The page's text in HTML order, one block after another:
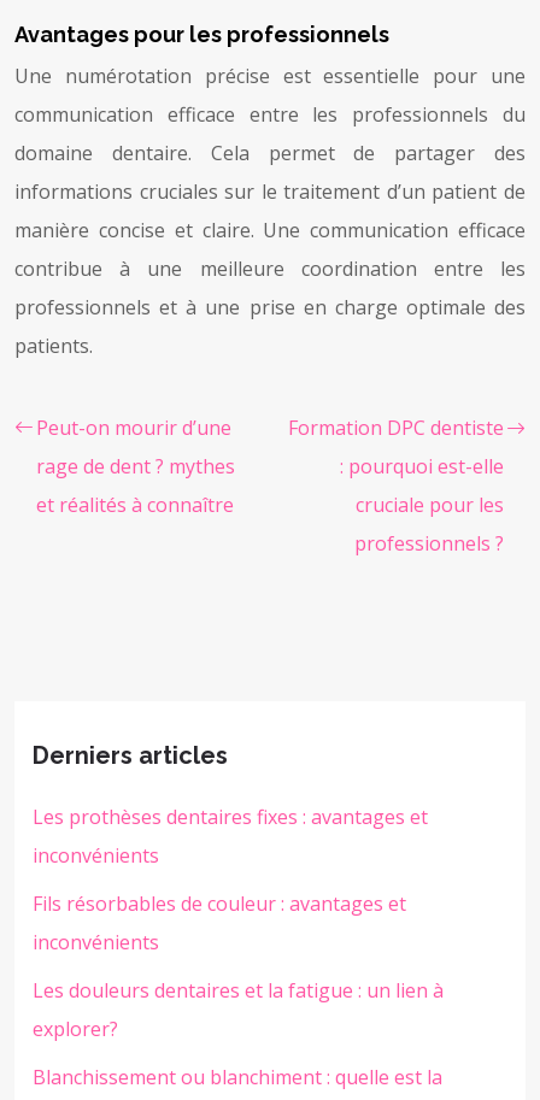
Avantages pour les professionnels
Une numérotation précise est essentielle pour une
communication efficace entre les professionnels du
domaine dentaire. Cela permet de partager des
informations cruciales sur le traitement d’un patient de
manière concise et claire. Une communication efficace
contribue à une meilleure coordination entre les
professionnels et à une prise en charge optimale des
patients.
Peut-on mourir d’une
rage de dent ? mythes
et réalités à connaître
Formation DPC dentiste
: pourquoi est-elle
cruciale pour les
professionnels ?
Derniers articles
Les prothèses dentaires fixes : avantages et
inconvénients
Fils résorbables de couleur : avantages et
inconvénients
Les douleurs dentaires et la fatigue : un lien à
explorer?
Blanchissement ou blanchiment : quelle est la